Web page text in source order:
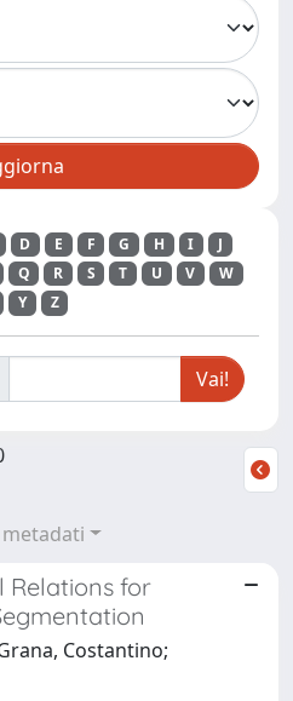
D E F G H I
J
Q R S T U V
W
Y Z
Relations for
Costantino;